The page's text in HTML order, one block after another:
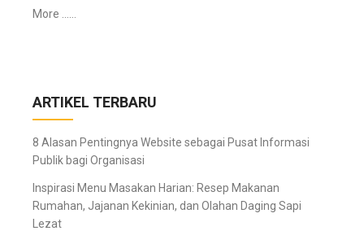
More ……
ARTIKEL TERBARU
8 Alasan Pentingnya Website sebagai Pusat Informasi
Publik bagi Organisasi
Inspirasi Menu Masakan Harian: Resep Makanan
Rumahan, Jajanan Kekinian, dan Olahan Daging Sapi
Lezat